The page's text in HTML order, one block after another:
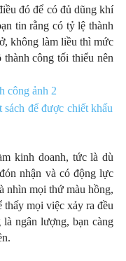
đó để có đủ dũng khí
tin rằng có tỷ lệ thành
không làm liều thì mức
công tối thiểu nên
sách để được chiết khấu
kinh doanh, tức là dù
nhận và có động lực
nhìn mọi thứ màu hồng,
thấy mọi việc xảy ra đều
ngân lượng, bạn càng